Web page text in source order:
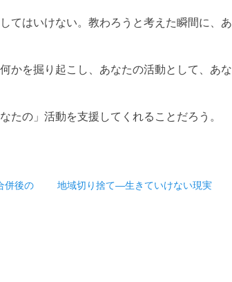
てはいけない。教わろうと考えた瞬間に、あ
かを掘り起こし、あなたの活動として、あな
の」活動を支援してくれることだろう。
併後の
地域切り捨て―生きていけない現実